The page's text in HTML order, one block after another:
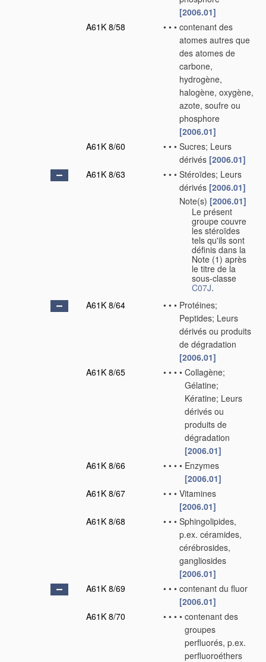
[2006.01]
A61K 8/58
• • • contenant des
atomes autres que
des atomes de
carbone,
hydrogène,
halogène, oxygène,
azote, soufre ou
phosphore
[2006.01]
A61K 8/60
• • • Sucres; Leurs
dérivés [2006.01]
A61K 8/63
• • • Stéroïdes; Leurs
dérivés [2006.01]
Note(s) [2006.01]
Le présent
groupe couvre
les stéroïdes
tels qu'ils sont
définis dans la
Note (1) après
le titre de la
sous-classe
C07J.
A61K 8/64
• • • Protéines;
Peptides; Leurs
dérivés ou produits
de dégradation
[2006.01]
A61K 8/65
• • • • Collagène;
Gélatine;
Kératine; Leurs
dérivés ou
produits de
dégradation
[2006.01]
A61K 8/66
• • • • Enzymes
[2006.01]
A61K 8/67
• • • Vitamines
[2006.01]
A61K 8/68
• • • Sphingolipides,
p.ex. céramides,
cérébrosides,
gangliosides
[2006.01]
A61K 8/69
• • • contenant du fluor
[2006.01]
A61K 8/70
• • • • contenant des
groupes
perfluorés, p.ex.
perfluoroéthers